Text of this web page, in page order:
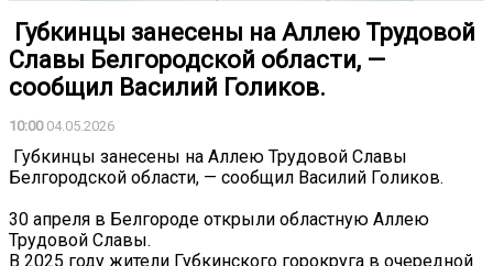
️ Губкинцы занесены на Аллею Трудовой
Славы Белгородской области, —
сообщил Василий Голиков.
10:0004.05.2026
️ Губкинцы занесены на Аллею Трудовой Славы
Белгородской области, — сообщил Василий Голиков.
30 апреля в Белгороде открыли областную Аллею
Трудовой Славы.
В 2025 году жители Губкинского горокруга в очередной